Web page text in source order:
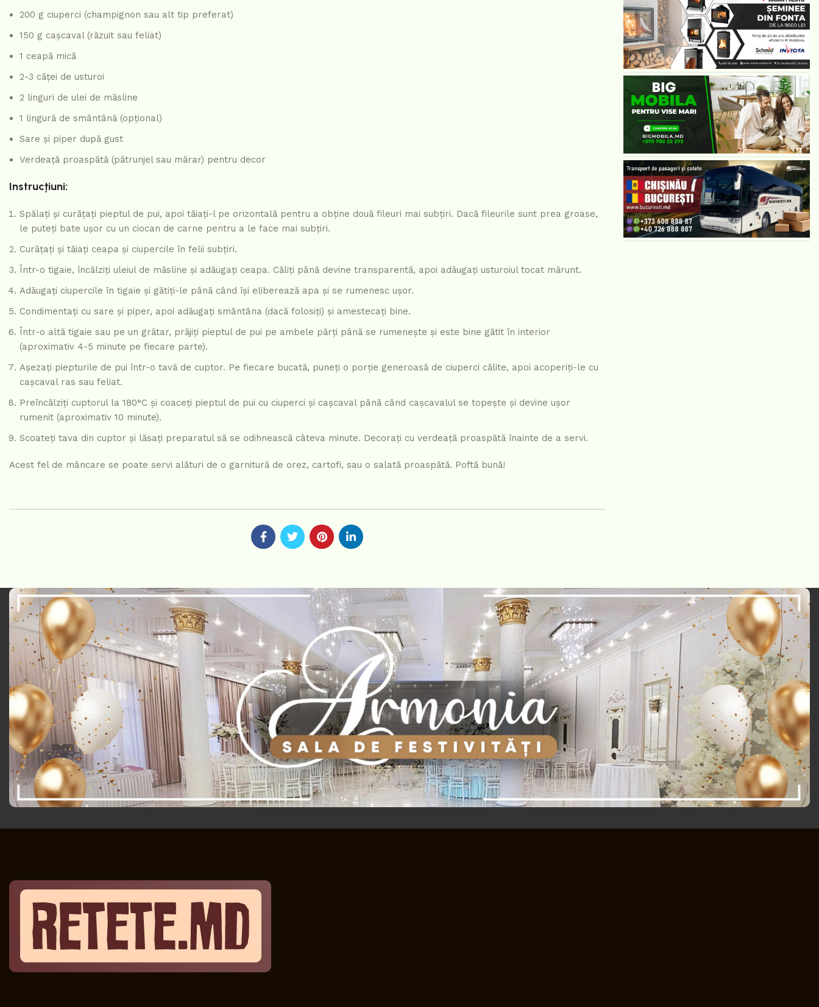
200 g ciuperci (champignon sau alt tip preferat)
150 g cașcaval (răzuit sau feliat)
1 ceapă mică
2-3 căței de usturoi
2 linguri de ulei de măsline
1 lingură de smântână (opțional)
Sare și piper după gust
Verdeață proaspătă (pătrunjel sau mărar) pentru decor
Instrucțiuni:
Spălați și curățați pieptul de pui, apoi tăiați-l pe orizontală pentru a obține două fileuri mai subțiri. Dacă fileurile sunt prea groase,
le puteți bate ușor cu un ciocan de carne pentru a le face mai subțiri.
Curățați și tăiați ceapa și ciupercile în felii subțiri.
Într-o tigaie, încălziți uleiul de măsline și adăugați ceapa. Căliți până devine transparentă, apoi adăugați usturoiul tocat mărunt.
Adăugați ciupercile în tigaie și gătiți-le până când își eliberează apa și se rumenesc ușor.
Condimentați cu sare și piper, apoi adăugați smântâna (dacă folosiți) și amestecați bine.
Într-o altă tigaie sau pe un grătar, prăjiți pieptul de pui pe ambele părți până se rumenește și este bine gătit în interior
(aproximativ 4-5 minute pe fiecare parte).
Așezați piepturile de pui într-o tavă de cuptor. Pe fiecare bucată, puneți o porție generoasă de ciuperci călite, apoi acoperiți-le cu
cașcaval ras sau feliat.
Preîncălziți cuptorul la 180°C și coaceți pieptul de pui cu ciuperci și cașcaval până când cașcavalul se topește și devine ușor
rumenit (aproximativ 10 minute).
Scoateți tava din cuptor și lăsați preparatul să se odihnească câteva minute. Decorați cu verdeață proaspătă înainte de a servi.
Acest fel de mâncare se poate servi alături de o garnitură de orez, cartofi, sau o salată proaspătă. Poftă bună!